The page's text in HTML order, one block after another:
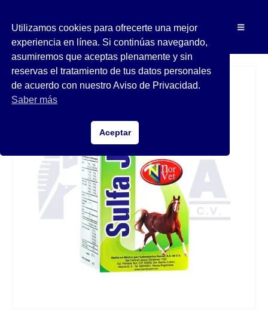
Utilizamos cookies para ofrecerte una mejor
experiencia en línea. Si continúas navegando,
asumiremos que aceptas plenamente y sin
reservas el tratamiento de tus datos personales
de acuerdo con nuestro Aviso de Privacidad.
Saber más
Aceptar